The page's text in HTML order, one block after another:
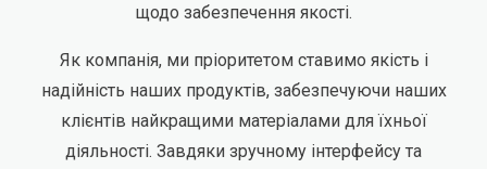
щодо забезпечення якості.
Як компанія, ми пріоритетом ставимо якість і
надійність наших продуктів, забезпечуючи наших
клієнтів найкращими матеріалами для їхньої
діяльності. Завдяки зручному інтерфейсу та